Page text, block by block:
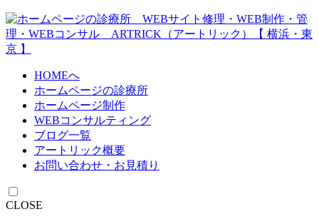
HOMEへ
ホームページの診療所
ホームページ制作
WEBコンサルティング
ブログ一覧
アートリック概要
お問い合わせ・お見積り
CLOSE